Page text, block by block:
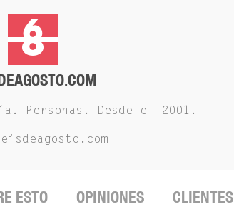
Personas. Desde el 2001.
ESTO OPINIONES CLIENTES